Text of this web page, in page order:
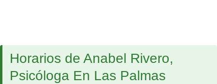
Horarios de Anabel Rivero,
Psicóloga En Las Palmas